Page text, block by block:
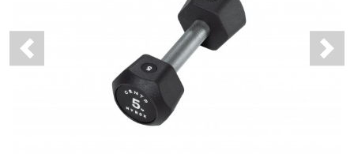
Previous Next